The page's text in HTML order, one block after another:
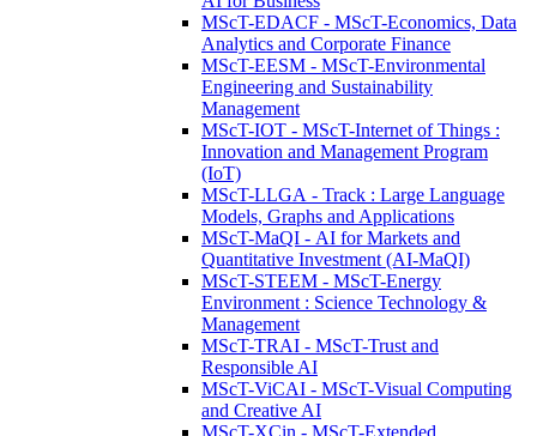
MScT-EDACF - MScT-Economics, Data
Analytics and Corporate Finance
MScT-EESM - MScT-Environmental
Engineering and Sustainability
Management
MScT-IOT - MScT-Internet of Things :
Innovation and Management Program
(IoT)
MScT-LLGA - Track : Large Language
Models, Graphs and Applications
MScT-MaQI - AI for Markets and
Quantitative Investment (AI-MaQI)
MScT-STEEM - MScT-Energy
Environment : Science Technology &
Management
MScT-TRAI - MScT-Trust and
Responsible AI
MScT-ViCAI - MScT-Visual Computing
and Creative AI
MScT-XCin - MScT-Extended